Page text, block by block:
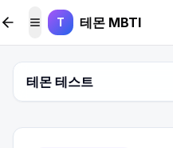
본문 바로가기
메뉴 토글
T 테몬 MBTI
테몬 테스트